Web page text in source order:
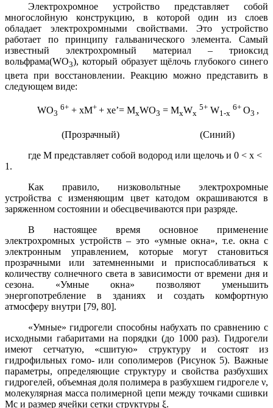
Электрохромное
устройство представляет собой
многослойную конструкцию, в которойодин из слоев
обладает электрохромными свойствами. Это устройство
работает по принципу гальванического элемента.Самый
известный электрохромный материал – триоксид
вольфрама(WO3), который образуетщёлочьглубокогосинего
цвета при восстановлении. Реакцию можно представить в
следующем виде:
WO3
6++ xM+ + xe’= MxWO3 = MxWx
5+W1-x
6+ O3 ,
(Прозрачный) (Синий)
где М представляет собой водород или щелочь и 0 < x <
1 .
Как правило, низковольтные электрохромные
устройства с изменяющим цвет катодом окрашиваются в
заряженном состоянии и обесцвечиваются при разряде.
В настоящее время основное применение
электрохромных устройств – это «умные окна», т.е. окна с
электронным управлением, которые могут становиться
прозрачными или затемненными и приспосабливаться к
количеству солнечного света в зависимости от времени дня и
сезона. «Умные окна» позволяют уменьшить
энергопотребление в зданиях и создать комфортную
атмосферу внутри [79, 80].
«Умные» гидрогели способны набухать по сравнению с
исходными габаритами на порядки (до 1000 раз). Гидрогели
имеют сетчатую, «сшитую» структуру и состоят из
гидрофильных гомо- или сополимеров (Рисунок 5). Важные
параметры, определяющие структуру и свойства разбухших
гидрогелей, объемная доля полимера в разбухшем гидрогеле ν,
молекулярная масса полимерной цепи между точками сшивки
Мс и размер ячейки сетки структуры ξ.